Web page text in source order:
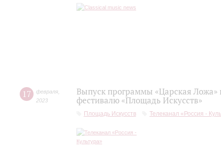
17 февраля
2023
Выпуск программы «Царская
фестивалю «Площадь Искусств»
Площадь Искусств Телеканал «Россия -